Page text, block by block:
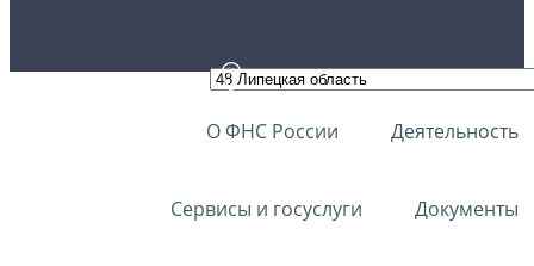
О ФНС России Деятельность
Сервисы и госуслуги Документы